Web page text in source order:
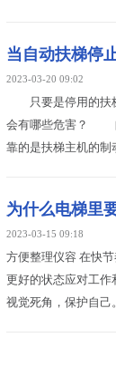
当自动扶梯停
2023-03-20 09:02
只要是停用的扶梯
会有哪些危害？ 自
靠的是扶梯主机的制
为什么电梯里
2023-03-15 09:18
方便整理仪容 在快
更好的状态应对工作
视觉死角，保护自